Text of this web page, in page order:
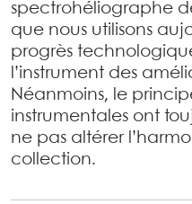
spectrohéliographe
que nous utilisons
progrès
l’instrument des
Néanmoins, le
instrumentales ont
ne pas altérer
collection.